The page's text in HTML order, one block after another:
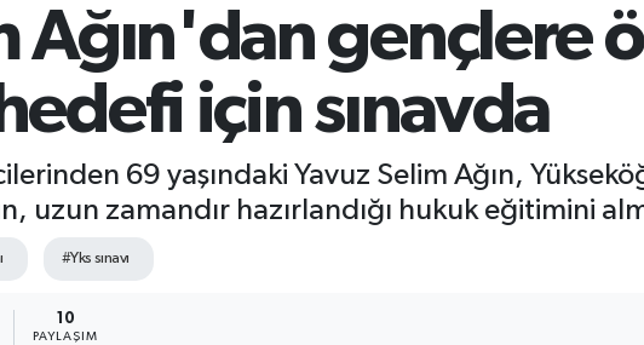
Ağın'dan gençlere
için sınavda
69 yaşındaki Yavuz Selim Ağın,
uzun zamandır hazırlandığı hukuk eğitimini
#Yks sınavı
10
PAYLAŞIM